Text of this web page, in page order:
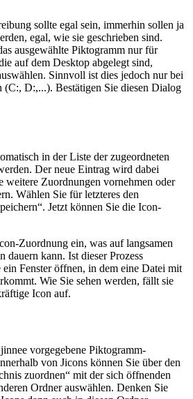
sollte egal sein, immerhin sollen ja
egal, wie sie geschrieben sind.
ausgewählte Piktogramm nur für
auf dem Desktop abgelegt sind,
Sinnvoll ist dies jedoch nur bei
D:,...). Bestätigen Sie diesen Dialog
in der Liste der zugeordneten
Der neue Eintrag wird dabei
weitere Zuordnungen vornehmen oder
Wählen Sie für letzteres den
Jetzt können Sie die Icon-
Zuordnung ein, was auf langsamen
dauern kann. Ist dieser Prozess
ein Fenster öffnen, in dem eine Datei mit
Wie Sie sehen werden, fällt sie
Icon auf.
vorgegebene Piktogramm-
von Jicons können Sie über den
zuordnen“ mit der sich öffnenden
Ordner auswählen. Denken Sie